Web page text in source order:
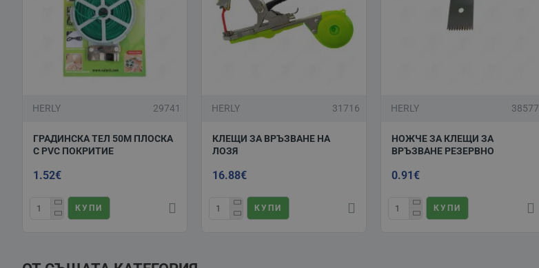
HERLY 29741
ГРАДИНСКА ТЕЛ 50М ПЛОСКА
С PVC ПОКРИТИЕ
1.52€
КУПИ
HERLY 31716
КЛЕЩИ ЗА ВРЪЗВАНЕ НА
ЛОЗЯ
16.88€
КУПИ
HERLY 38577
НОЖЧЕ ЗА КЛЕЩИ ЗА
ВРЪЗВАНЕ РЕЗЕРВНО
0.91€
КУПИ